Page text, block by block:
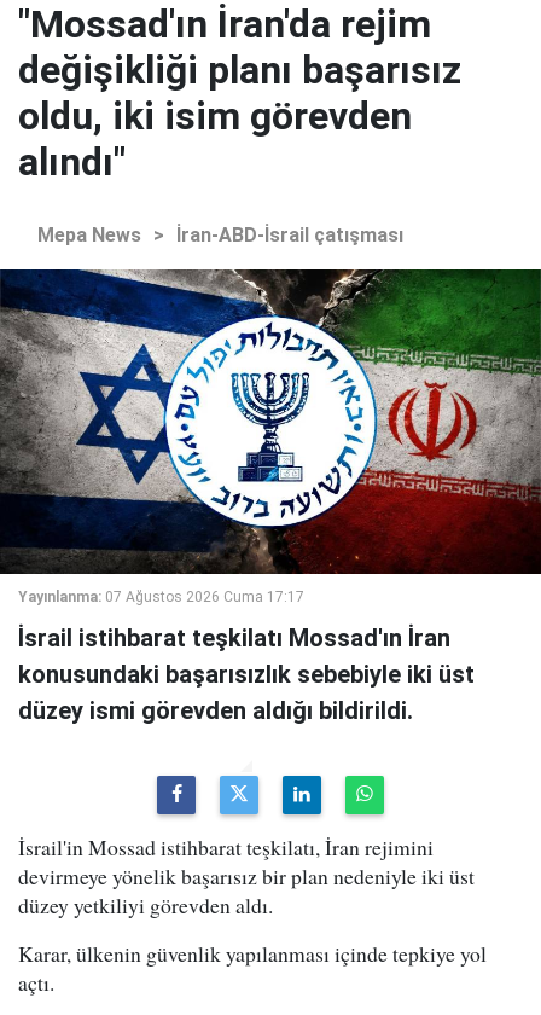
"Mossad'ın İran'da rejim
değişikliği planı başarısız
oldu, iki isim görevden
alındı"
Mepa News > İran-ABD-İsrail çatışması
Yayınlanma: 07 Ağustos 2026 Cuma 17:17
İsrail istihbarat teşkilatı Mossad'ın İran
konusundaki başarısızlık sebebiyle iki üst
düzey ismi görevden aldığı bildirildi.
İsrail'in Mossad istihbarat teşkilatı, İran rejimini
devirmeye yönelik başarısız bir plan nedeniyle iki üst
düzey yetkiliyi görevden aldı.
Karar, ülkenin güvenlik yapılanması içinde tepkiye yol
açtı.